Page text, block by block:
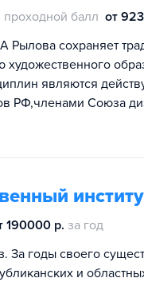
проходной балл от
сохраняет
являются
РФ,членами Союза
190000 р. за год
годы своего
и